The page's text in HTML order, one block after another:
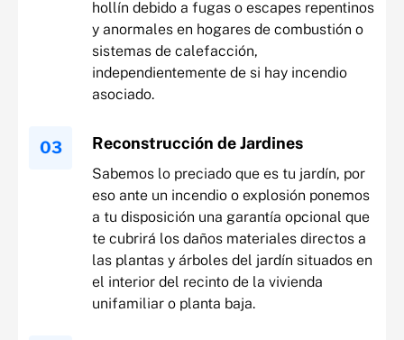
hollín debido a fugas o escapes repentinos
y anormales en hogares de combustión o
sistemas de calefacción,
independientemente de si hay incendio
asociado.
Reconstrucción de Jardines
Sabemos lo preciado que es tu jardín, por
eso ante un incendio o explosión ponemos
a tu disposición una garantía opcional que
te cubrirá los daños materiales directos a
las plantas y árboles del jardín situados en
el interior del recinto de la vivienda
unifamiliar o planta baja.